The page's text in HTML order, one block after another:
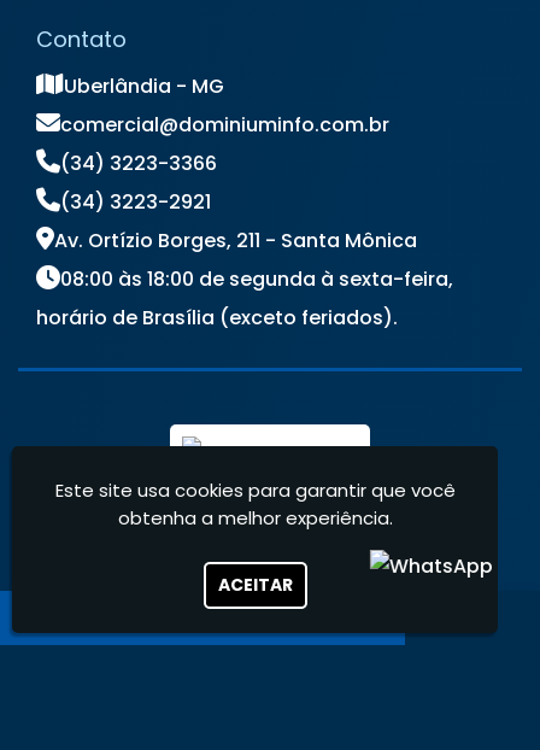
Preço Aluguel de Notebook
Preço de Locação de Notebook
Contato
Uberlândia - MG
comercial@dominiuminfo.com.br
(34) 3223-3366
(34) 3223-2921
Av. Ortízio Borges, 211 - Santa Mônica
08:00 às 18:00 de segunda à sexta-feira,
horário de Brasília (exceto feriados).
Este site usa cookies para garantir que você
obtenha a melhor experiência.
ACEITAR